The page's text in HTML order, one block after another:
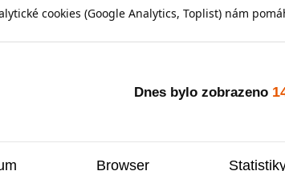
cookies (Google Analytics, Toplist) nám
Dnes bylo zobrazeno
Browser